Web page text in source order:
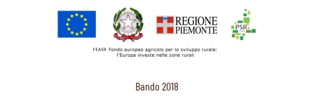
Bando 2018